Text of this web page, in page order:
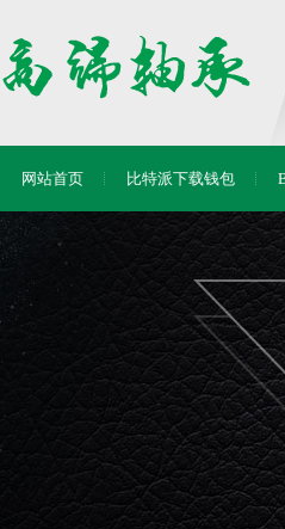
网站首页 比特派下载钱包